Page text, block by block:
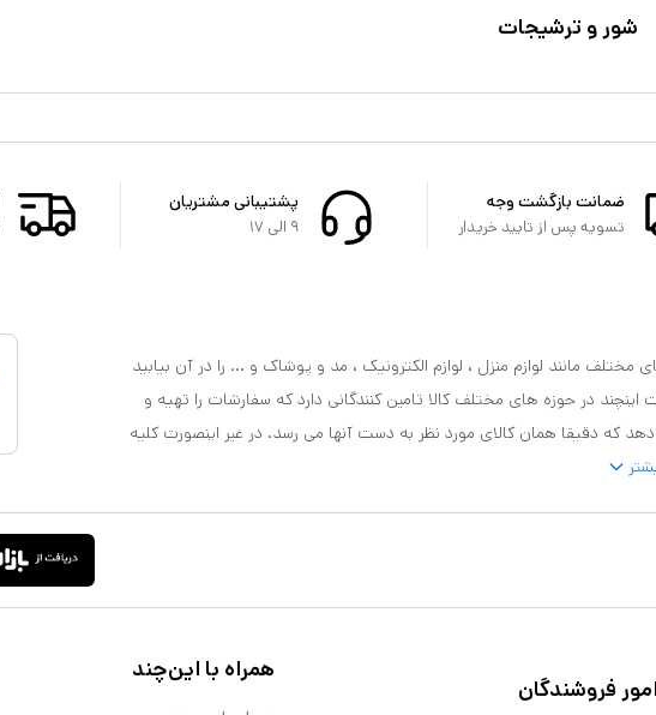
شور و ترشیجات
ضمانت بازگشت وجه
تسویه پس از تایید خریدار
پشتیبانی مشتریان
۹ الی ۱۷
مختلف مانند لوازم منزل ، لوازم الکترونیک ، مد و پوشاک و ... را در آن بیابید
در حوزه های مختلف کالا تامین کنندگانی دارد که سفارشات را تهیه و
دهد که دقیقا همان کالای مورد نظر به دست آنها می رسد. در غیر اینصورت کلیه
امور فروشندگان
همراه با این‌چند